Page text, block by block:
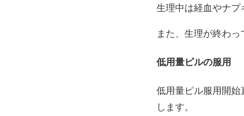
生理中は経血やナプ
また、生理が終わ
低用量ピルの服用
低用量ピル服用開
します。